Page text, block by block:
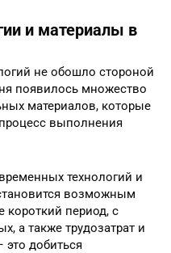
и материалы в
не обошло стороной
появилось множество
материалов, которые
выполнения
технологий и
возможным
короткий период, с
а также трудозатрат и
это добиться